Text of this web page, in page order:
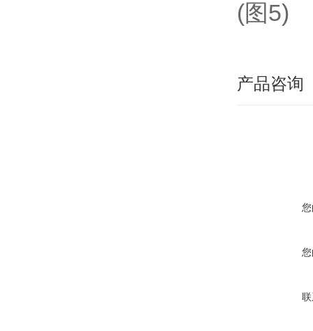
产品咨询